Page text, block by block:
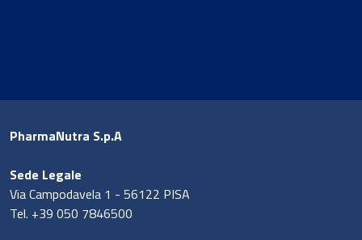
PharmaNutra S.p.A
Sede Legale
Via Campodavela 1 - 56122 PISA
Tel. +39 050 7846500